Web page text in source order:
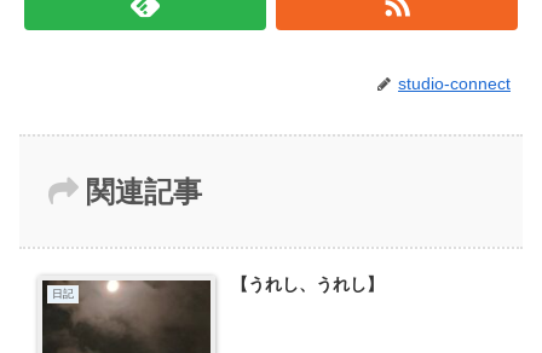
studio-connect
関連記事
日記 【うれし、うれし】